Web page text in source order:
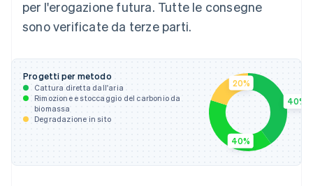
per l'erogazione futura. Tutte le consegne
sono verificate da terze parti.
Progetti per metodo
Cattura diretta dall'aria
Rimozione e stoccaggio del carbonio da
biomassa
Degradazione in sito
40%
40%
20%